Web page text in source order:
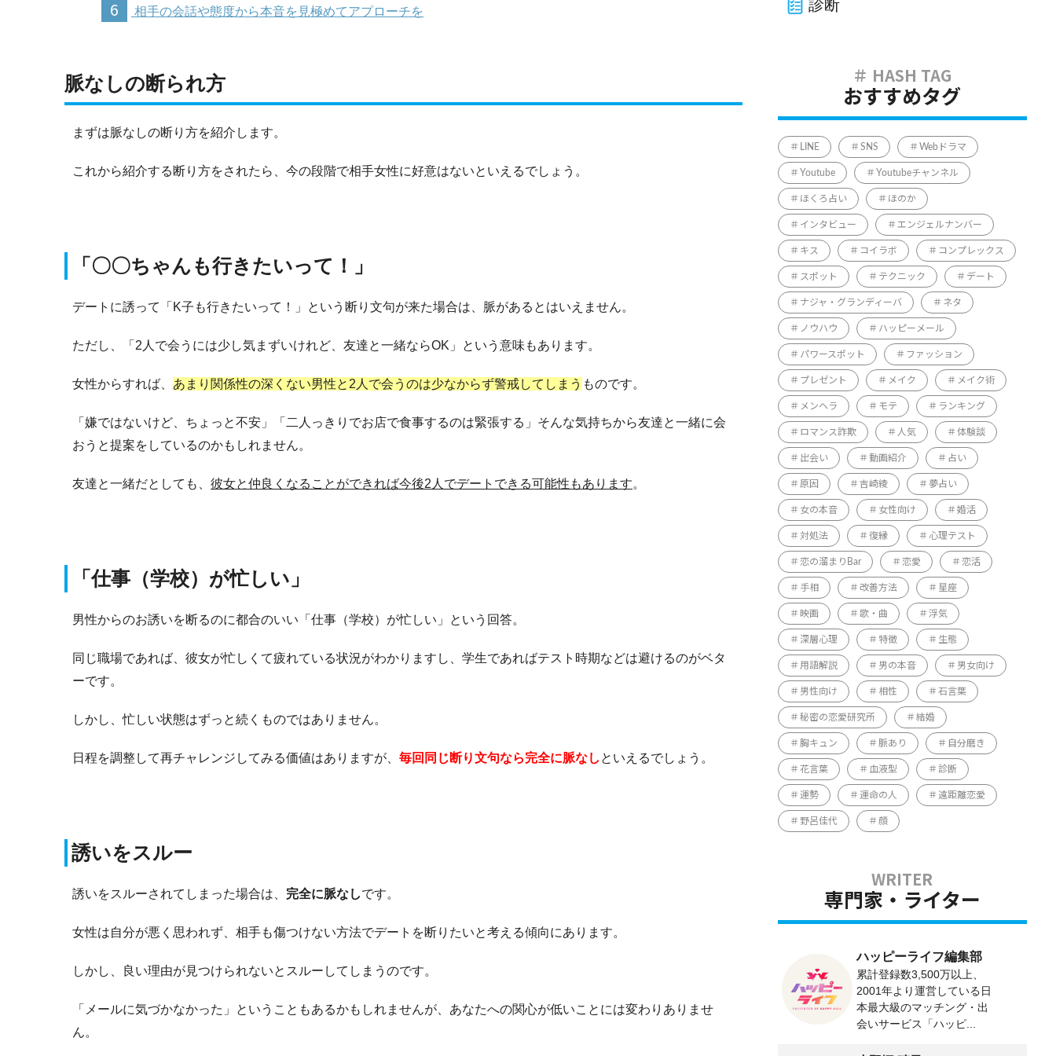
6 相手の会話や態度から本音を見極めてアプローチを
脈なしの断られ方
まずは脈なしの断り方を紹介します。
これから紹介する断り方をされたら、今の段階で相手女性に好意はないといえるでしょう。
「〇〇ちゃんも行きたいって！」
デートに誘って「K子も行きたいって！」という断り文句が来た場合は、脈があるとはいえません。
ただし、「2人で会うには少し気まずいけれど、友達と一緒ならOK」という意味もあります。
女性からすれば、 あまり関係性の深くない男性と2人で会うのは少なからず警戒してしまう ものです。
「嫌ではないけど、ちょっと不安」「二人っきりでお店で食事するのは緊張する」そんな気持ちから友達と一緒に会
おうと提案をしているのかもしれません。
友達と一緒だとしても、 彼女と仲良くなることができれば今後2人でデートできる可能性もあります。
「仕事（学校）が忙しい」
男性からのお誘いを断るのに都合のいい「仕事（学校）が忙しい」という回答。
同じ職場であれば、彼女が忙しくて疲れている状況がわかりますし、学生であればテスト時期などは避けるのがベタ
ーです。
しかし、忙しい状態はずっと続くものではありません。
日程を調整して再チャレンジしてみる価値はありますが、 毎回同じ断り文句なら完全に脈なし といえるでしょう。
誘いをスルー
誘いをスルーされてしまった場合は、 完全に脈なしです。
女性は自分が悪く思われず、相手も傷つけない方法でデートを断りたいと考える傾向にあります。
しかし、良い理由が見つけられないとスルーしてしまうのです。
「メールに気づかなかった」ということもあるかもしれませんが、あなたへの関心が低いことには変わりありませ
ん。
診断
おすすめタグ
LINE SNS Webドラマ
Youtube Youtubeチャンネル
ほくろ占い ほのか
インタビュー エンジェルナンバー
キス コイラボ コンプレックス
スポット テクニック デート
ナジャ・グランディーバ ネタ
ノウハウ ハッピーメール
パワースポット ファッション
プレゼント メイク メイク術
メンヘラ モテ ランキング
ロマンス詐欺 人気 体験談
出会い 動画紹介 占い
原因 吉崎綾 夢占い
女の本音 女性向け 婚活
対処法 復縁 心理テスト
恋の溜まりBar 恋愛 恋活
手相 改善方法 星座
映画 歌・曲 浮気
深層心理 特徴 生態
用語解説 男の本音 男女向け
男性向け 相性 石言葉
秘密の恋愛研究所 結婚
胸キュン 脈あり 自分磨き
花言葉 血液型 診断
運勢 運命の人 遠距離恋愛
野呂佳代 顔
専門家・ライター
ハッピーライフ編集部
累計登録数3,500万以上、
2001年より運営している日
本最大級のマッチング・出
会いサービス「ハッピ...